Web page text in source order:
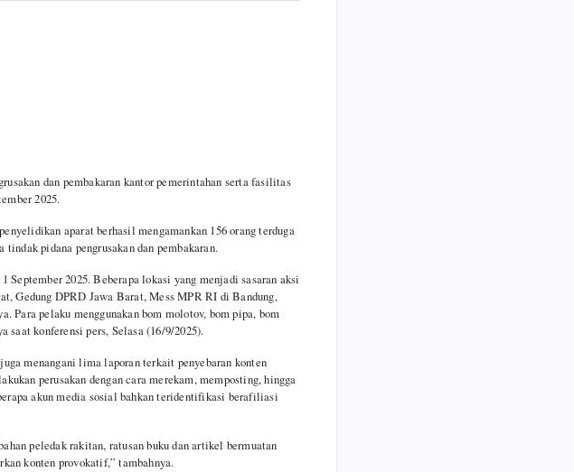
dan pembakaran kantor pemerintahan serta fasilitas
2025.
aparat berhasil mengamankan 156 orang terduga
pidana pengrusakan dan pembakaran.
September 2025. Beberapa lokasi yang menjadi sasaran aksi
Gedung DPRD Jawa Barat, Mess MPR RI di Bandung,
Para pelaku menggunakan bom molotov, bom pipa, bom
saat konferensi pers, Selasa (16/9/2025).
menangani lima laporan terkait penyebaran konten
perusakan dengan cara merekam, memposting, hingga
akun media sosial bahkan teridentifikasi berafiliasi
peledak rakitan, ratusan buku dan artikel bermuatan
konten provokatif,” tambahnya.